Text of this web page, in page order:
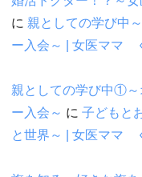
に 親としての学び中
ー入会～ | 女医ママ
親としての学び中①
ー入会～ に 子どもと
と世界～ | 女医ママ